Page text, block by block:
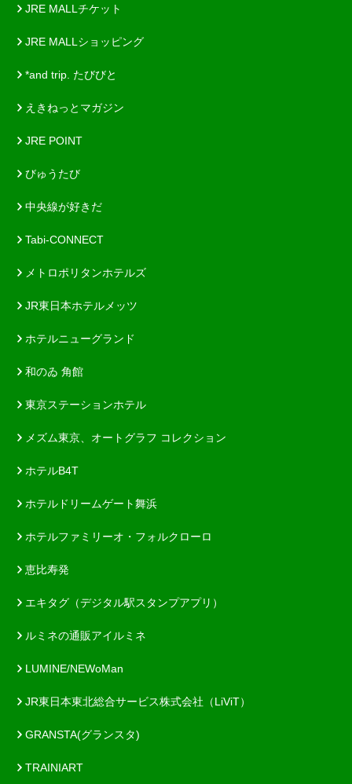
JRE MALLチケット
JRE MALLショッピング
*and trip. たびびと
えきねっとマガジン
JRE POINT
びゅうたび
中央線が好きだ
Tabi-CONNECT
メトロポリタンホテルズ
JR東日本ホテルメッツ
ホテルニューグランド
和のゐ 角館
東京ステーションホテル
メズム東京、オートグラフ コレクション
ホテルB4T
ホテルドリームゲート舞浜
ホテルファミリーオ・フォルクローロ
恵比寿発
エキタグ（デジタル駅スタンプアプリ）
ルミネの通販アイルミネ
LUMINE/NEWoMan
JR東日本東北総合サービス株式会社（LiViT）
GRANSTA(グランスタ)
TRAINIART